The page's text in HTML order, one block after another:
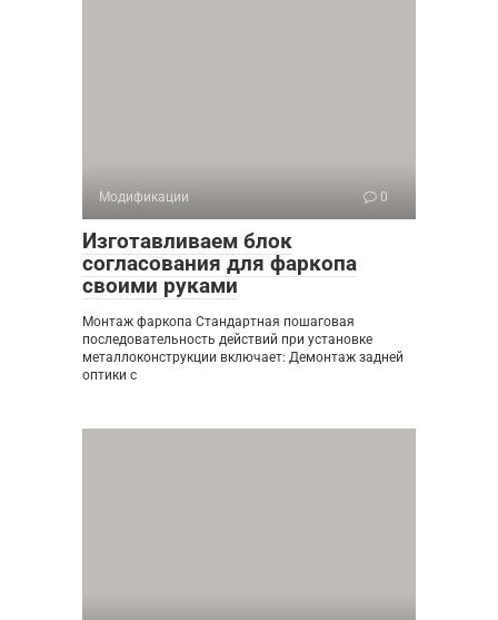
Модификации 0
Изготавливаем блок
согласования для фаркопа
своими руками
Монтаж фаркопа Стандартная пошаговая
последовательность действий при установке
металлоконструкции включает: Демонтаж задней
оптики с